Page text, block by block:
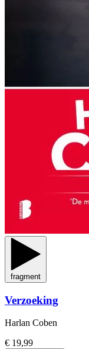
fragment
Verzoeking
Harlan Coben
€ 19,99